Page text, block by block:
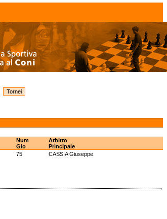
Num
Gio
Arbitro
Principale
75
CASSIA Giuseppe